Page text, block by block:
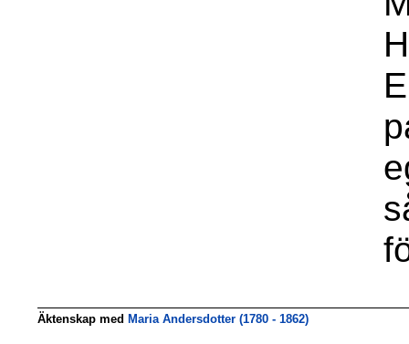
Äktenskap med Maria Andersdotter (1780 - 1862)